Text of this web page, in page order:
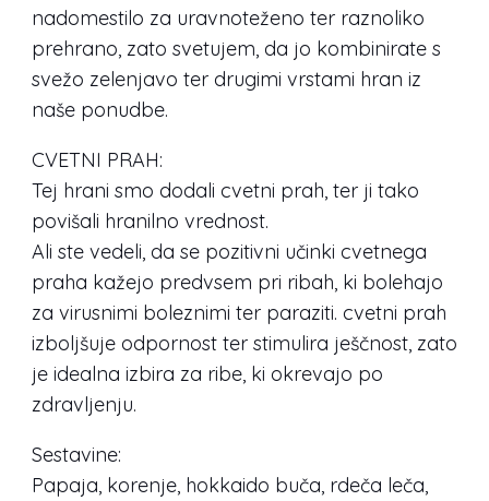
nadomestilo za uravnoteženo ter raznoliko
prehrano, zato svetujem, da jo kombinirate s
svežo zelenjavo ter drugimi vrstami hran iz
naše ponudbe.
CVETNI PRAH:
Tej hrani smo dodali cvetni prah, ter ji tako
povišali hranilno vrednost.
Ali ste vedeli, da se pozitivni učinki cvetnega
praha kažejo predvsem pri ribah, ki bolehajo
za virusnimi boleznimi ter paraziti. cvetni prah
izboljšuje odpornost ter stimulira ješčnost, zato
je idealna izbira za ribe, ki okrevajo po
zdravljenju.
Sestavine:
Papaja, korenje, hokkaido buča, rdeča leča,